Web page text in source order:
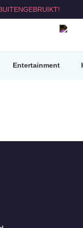
Entertainment